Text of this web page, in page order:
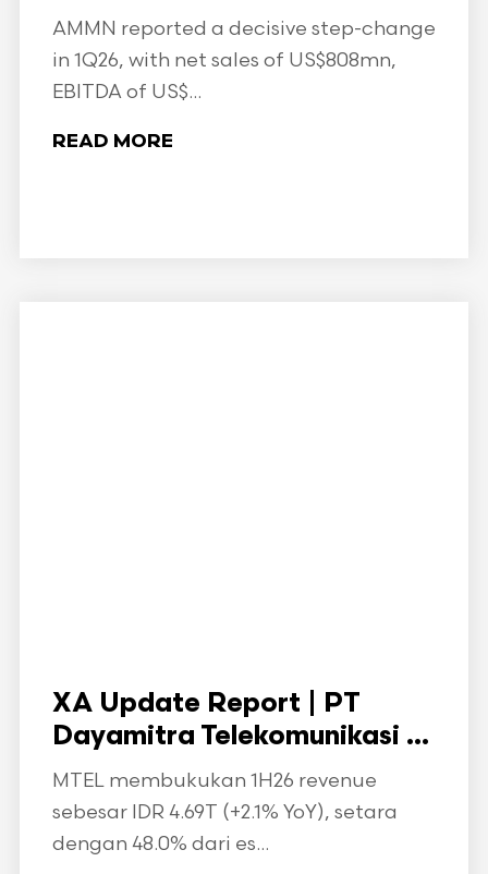
AMMN reported a decisive step-change
in 1Q26, with net sales of US$808mn,
EBITDA of US$...
READ MORE
XA Update Report | PT
Dayamitra Telekomunikasi ...
MTEL membukukan 1H26 revenue
sebesar IDR 4.69T (+2.1% YoY), setara
dengan 48.0% dari es...